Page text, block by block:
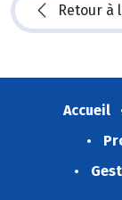
Retour à
Accueil